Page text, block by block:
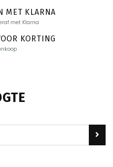
MET KLARNA
met Klarna
KORTING